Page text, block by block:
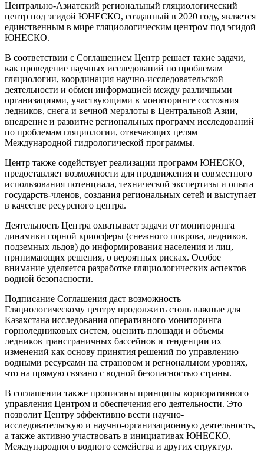
Центрально-Азиатский региональный гляциологический
центр под эгидой ЮНЕСКО, созданный в 2020 году, является
единственным в мире гляциологическим центром под эгидой
ЮНЕСКО.
В соответствии с Соглашением Центр решает такие задачи,
как проведение научных исследований по проблемам
гляциологии, координация научно-исследовательской
деятельности и обмен информацией между различными
организациями, участвующими в мониторинге состояния
ледников, снега и вечной мерзлоты в Центральной Азии,
внедрение и развитие региональных программ исследований
по проблемам гляциологии, отвечающих целям
Международной гидрологической программы.
Центр также содействует реализации программ ЮНЕСКО,
предоставляет возможности для продвижения и совместного
использования потенциала, технической экспертизы и опыта
государств-членов, создания региональных сетей и выступает
в качестве ресурсного центра.
Деятельность Центра охватывает задачи от мониторинга
динамики горной криосферы (снежного покрова, ледников,
подземных льдов) до информирования населения и лиц,
принимающих решения, о вероятных рисках. Особое
внимание уделяется разработке гляциологических аспектов
водной безопасности.
Подписание Соглашения даст возможность
Гляциологическому центру продолжить столь важные для
Казахстана исследования оперативного мониторинга
горноледниковых систем, оценить площади и объемы
ледников трансграничных бассейнов и тенденции их
изменений как основу принятия решений по управлению
водными ресурсами на страновом и региональном уровнях,
что на прямую связано с водной безопасностью страны.
В соглашении также прописаны принципы корпоративного
управления Центром и обеспечения его деятельности. Это
позволит Центру эффективно вести научно-
исследовательскую и научно-организационную деятельность,
а также активно участвовать в инициативах ЮНЕСКО,
Международного водного семейства и других структур.